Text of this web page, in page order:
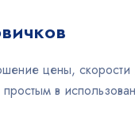
цены,
в